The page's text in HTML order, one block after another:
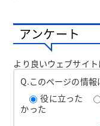
アンケート
より良いウェブサイ
Q.このページの情
役に立った
かった